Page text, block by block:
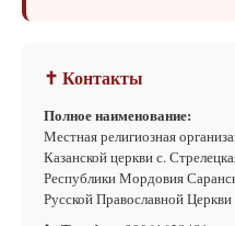
✝ Контакты
Полное наименование:
Местная религиозная
Казанской церкви с.
Республики Мордовия
Русской Православной